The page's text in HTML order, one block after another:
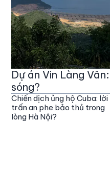
Dự án Vin Làng
sóng?
Chiến dịch ủng hộ Cuba: lời
trấn an phe bảo thủ trong
lòng Hà Nội?